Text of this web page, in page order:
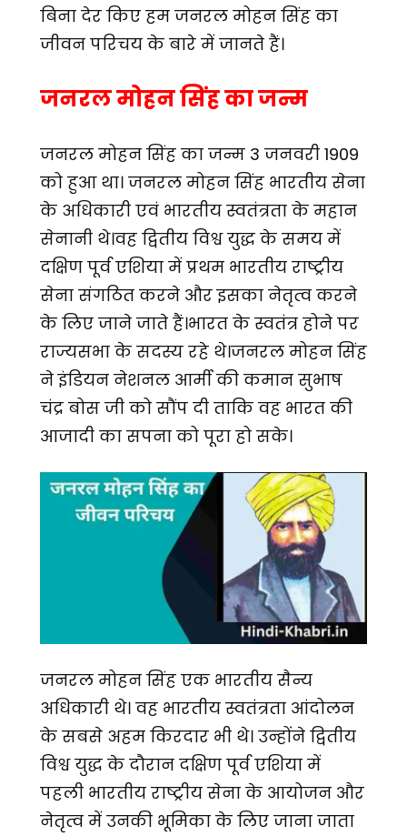
बिना देर किए हम जनरल मोहन सिंह का
जीवन परिचय के बारे में जानते हैं।
जनरल मोहन सिंह का जन्म
जनरल मोहन सिंह का जन्म 3 जनवरी 1909
को हुआ था। जनरल मोहन सिंह भारतीय सेना
के अधिकारी एवं भारतीय स्वतंत्रता के महान
सेनानी थे।वह द्वितीय विश्व युद्ध के समय में
दक्षिण पूर्व एशिया में प्रथम भारतीय राष्ट्रीय
सेना संगठित करने और इसका नेतृत्व करने
के लिए जाने जाते हैं।भारत के स्वतंत्र होने पर
राज्यसभा के सदस्य रहे थे।जनरल मोहन सिंह
ने इंडियन नेशनल आर्मी की कमान सुभाष
चंद्र बोस जी को सौंप दी ताकि वह भारत की
आजादी का सपना को पूरा हो सके।
जनरल मोहन सिंह एक भारतीय सैन्य
अधिकारी थे। वह भारतीय स्वतंत्रता आंदोलन
के सबसे अहम किरदार भी थे। उन्होंने द्वितीय
विश्व युद्ध के दौरान दक्षिण पूर्व एशिया में
पहली भारतीय राष्ट्रीय सेना के आयोजन और
नेतृत्व में उनकी भूमिका के लिए जाना जाता